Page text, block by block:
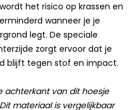
het risico op krassen en
wanneer je je
legt. De speciale
zorgt ervoor dat je
blijft tegen stof en impact.
achterkant van dit hoesje
materiaal is vergelijkbaar